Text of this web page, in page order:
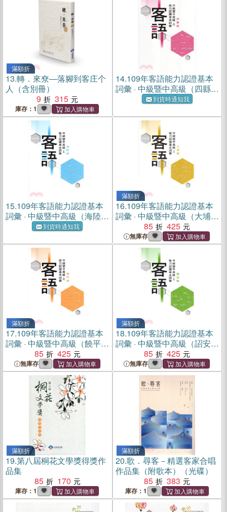
滿額折
13.轉．來尞―落腳到客庄个
人（含別冊）
9
315
庫存：1
14.109年客語能力認證基本
詞彙 · 中級暨中高級（四縣腔
上、下冊不分售 附USB）
到貨時通知我
15.109年客語能力認證基本
詞彙 · 中級暨中高級（海陸腔
上、下冊不分售 附USB）
到貨時通知我
滿額折
16.109年客語能力認證基本
詞彙 · 中級暨中高級（大埔腔
上、下冊不分售 附USB）
85 425
無庫存
滿額折
17.109年客語能力認證基本
詞彙 · 中級暨中高級（饒平腔
上、下冊不分售 附USB）
85 425
無庫存
滿額折
18.109年客語能力認證基本
詞彙 · 中級暨中高級（詔安腔
上、下冊不分售 附USB）
85 425
無庫存
滿額折
19.第八屆桐花文學獎得獎作
品集
85
170
庫存：1
滿額折
20.歌．尋客－精選客家合唱
作品集（附歌本）（光碟）
85
383
庫存：1